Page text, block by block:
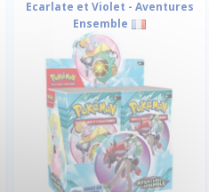
Ecarlate et Violet - Aventures
Ensemble